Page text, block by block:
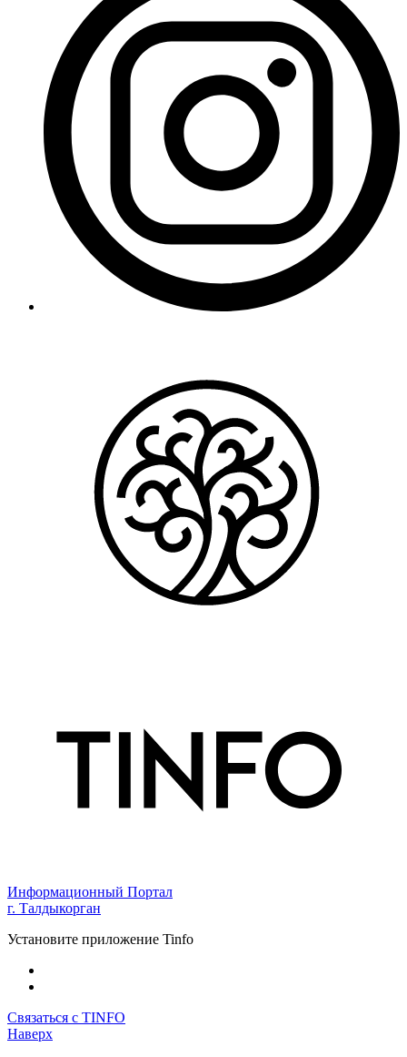
Информационный Портал
г. Талдыкорган
Установите приложение Tinfo
Связаться с TINFO
Наверх